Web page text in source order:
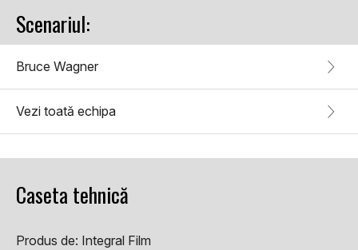
Scenariul:
Bruce Wagner
Vezi toată echipa
Caseta tehnică
Produs de: Integral Film